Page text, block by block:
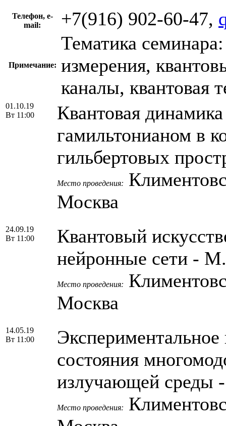
Телефон, e-
mail:
+7(916) 902-60-47,
Примечание:
Тематика
измерения,
каналы, квантовая
01.10.19
Вт 11:00
Квантовая
гамильтонианом в
гильбертовых
Место проведения:
Москва
24.09.19
Вт 11:00
Квантовый
нейронные сети -
Место проведения:
Москва
14.05.19
Вт 11:00
Экспериментальное
состояния
излучающей среды
Место проведения: